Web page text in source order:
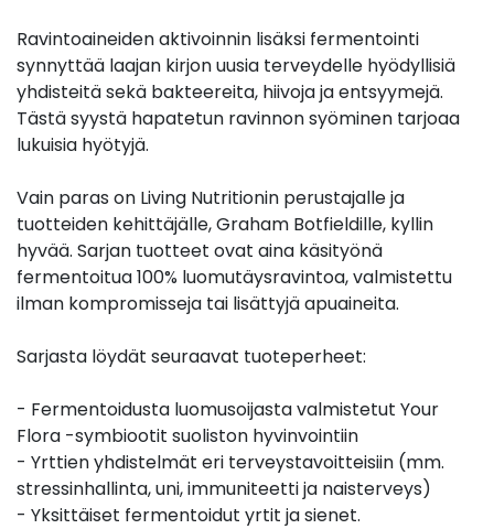
Ravintoaineiden aktivoinnin lisäksi fermentointi
synnyttää laajan kirjon uusia terveydelle hyödyllisiä
yhdisteitä sekä bakteereita, hiivoja ja entsyymejä.
Tästä syystä hapatetun ravinnon syöminen tarjoaa
lukuisia hyötyjä.
Vain paras on Living Nutritionin perustajalle ja
tuotteiden kehittäjälle, Graham Botfieldille, kyllin
hyvää. Sarjan tuotteet ovat aina käsityönä
fermentoitua 100% luomutäysravintoa, valmistettu
ilman kompromisseja tai lisättyjä apuaineita.
Sarjasta löydät seuraavat tuoteperheet:
- Fermentoidusta luomusoijasta valmistetut Your
Flora -symbiootit suoliston hyvinvointiin
- Yrttien yhdistelmät eri terveystavoitteisiin (mm.
stressinhallinta, uni, immuniteetti ja naisterveys)
- Yksittäiset fermentoidut yrtit ja sienet.